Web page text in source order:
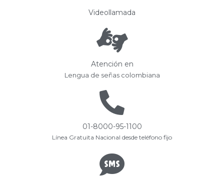
Videollamada
Atención en
Lengua de señas colombiana
01-8000-95-1100
Línea Gratuita Nacional desde teléfono fijo